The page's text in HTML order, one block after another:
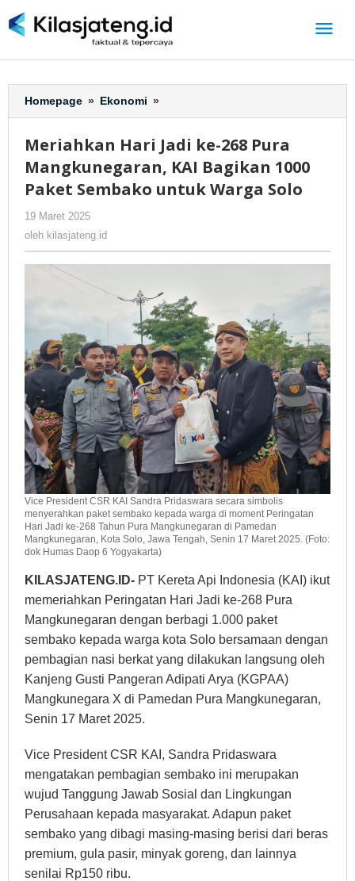
ke
Homepage » Ekonomi »
Hari
ke-
268
Pura
Mangkunegaran,
1000
Paket
untuk
Warga
Solo
Meriahkan Hari Jadi ke-268 Pura
Mangkunegaran, KAI Bagikan 1000
Paket Sembako untuk Warga Solo
19 Maret 2025
kilasjateng.id
oleh kilasjateng.id
Vice President CSR KAI Sandra Pridaswara secara simbolis
menyerahkan paket sembako kepada warga di moment Peringatan
Hari Jadi ke-268 Tahun Pura Mangkunegaran di Pamedan
Mangkunegaran, Kota Solo, Jawa Tengah, Senin 17 Maret 2025. (Foto:
dok Humas Daop 6 Yogyakarta)
KILASJATENG.ID- PT Kereta Api Indonesia (KAI) ikut
memeriahkan Peringatan Hari Jadi ke-268 Pura
Mangkunegaran dengan berbagi 1.000 paket
sembako kepada warga kota Solo bersamaan dengan
pembagian nasi berkat yang dilakukan langsung oleh
Kanjeng Gusti Pangeran Adipati Arya (KGPAA)
Mangkunegara X di Pamedan Pura Mangkunegaran,
Senin 17 Maret 2025.
Vice President CSR KAI, Sandra Pridaswara
mengatakan pembagian sembako ini merupakan
wujud Tanggung Jawab Sosial dan Lingkungan
Perusahaan kepada masyarakat. Adapun paket
sembako yang dibagi masing-masing berisi dari beras
premium, gula pasir, minyak goreng, dan lainnya
senilai Rp150 ribu.